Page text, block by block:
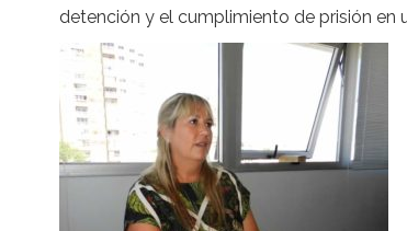
detención y el cumplimiento de prisión en